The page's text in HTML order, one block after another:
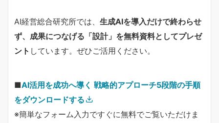
AI経営総合研究所では、 生成AIを導入だけで終わらせ
ず、成果につなげる「設計」を無料資料としてプレゼ
ント しています。ぜひご活用ください。
■AI活用を成功へ導く 戦略的アプローチ5段階の手順
をダウンロードする
※簡単なフォーム入力ですぐに無料でご覧いただけま